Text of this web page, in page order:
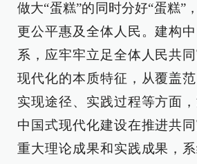
做大“蛋糕”的同时分好“蛋糕”
更公平惠及全体人民。建构
系，应牢牢立足全体人民共
现代化的本质特征，从覆盖范
实现途径、实践过程等方面
中国式现代化建设在推进共
重大理论成果和实践成果，